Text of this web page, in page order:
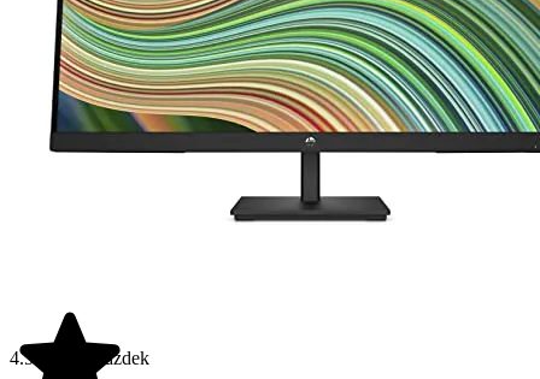
4.5 na 5 gwiazdek